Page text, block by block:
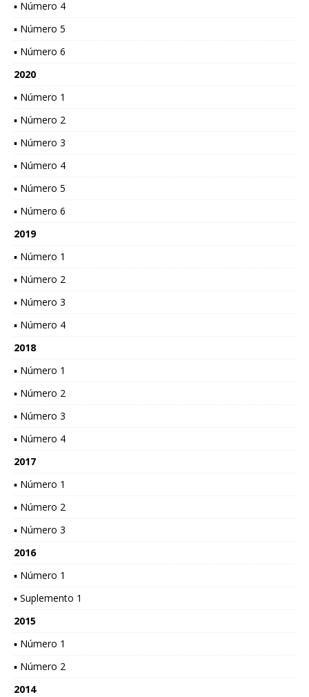
▪ Número 4
▪ Número 5
▪ Número 6
2020
▪ Número 1
▪ Número 2
▪ Número 3
▪ Número 4
▪ Número 5
▪ Número 6
2019
▪ Número 1
▪ Número 2
▪ Número 3
▪ Número 4
2018
▪ Número 1
▪ Número 2
▪ Número 3
▪ Número 4
2017
▪ Número 1
▪ Número 2
▪ Número 3
2016
▪ Número 1
▪ Suplemento 1
2015
▪ Número 1
▪ Número 2
2014